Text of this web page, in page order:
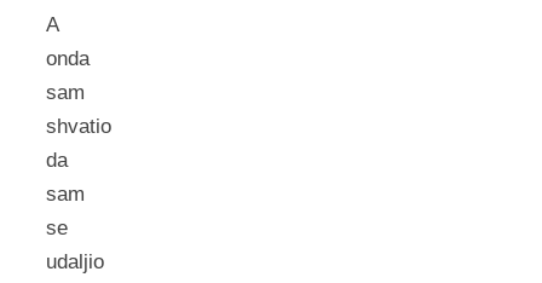
A
onda
sam
shvatio
da
sam
se
udaljio